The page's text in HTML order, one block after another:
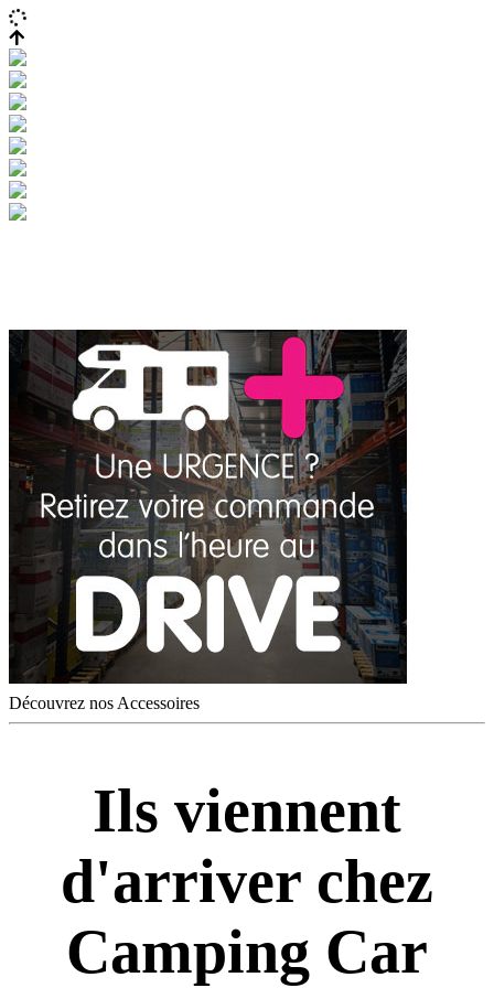
Découvrez nos Accessoires
Ils viennent
d'arriver chez
Camping Car